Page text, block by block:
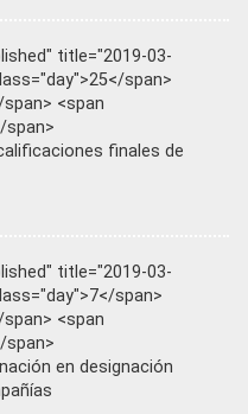
title="2019-03-
span>
<span
span>
finales de
title="2019-03-
span>
<span
span>
en designación